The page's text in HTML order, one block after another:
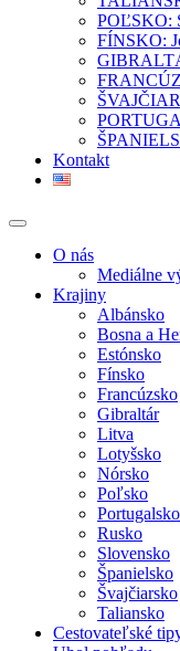
POĽSKO:
FÍNSKO:
Kontakt
O nás
Mediálne
Krajiny
Albánsko
Bosna a
Estónsko
Fínsko
Francúzsko
Gibraltár
Litva
Lotyšsko
Nórsko
Poľsko
Portugalsko
Rusko
Slovensko
Španielsko
Švajčiarsko
Taliansko
Cestovateľské